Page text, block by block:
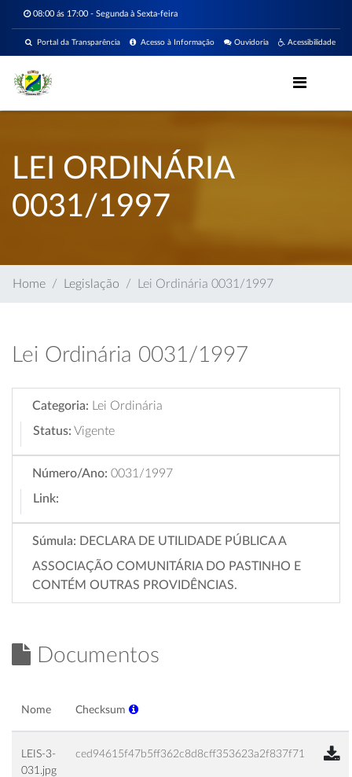
08:00 ás 17:00 - Segunda à Sexta-feira
Acessibilidade
Ouvidoria
Acesso à Informação
Portal da Transparência
LEI ORDINÁRIA
0031/1997
Home Legislação Lei Ordinária 0031/1997
Lei Ordinária 0031/1997
Categoria:
Lei Ordinária
Status: Vigente
Número/Ano: 0031/1997
Link:
Súmula: DECLARA DE UTILIDADE PÚBLICA A
ASSOCIAÇÃO COMUNITÁRIA DO PASTINHO E
CONTÉM OUTRAS PROVIDÊNCIAS.
Documentos
Nome Checksum
LEIS-3-
031.jpg
ced94615f47b5ff362c8d8cff353623a2f837f71